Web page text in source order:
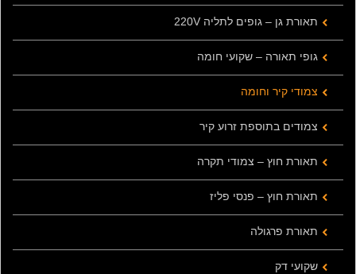
תאורת גן – גופים לתליה 220V
גופי תאורה – שקועי חומה
צמודי קיר וחומה
צמודים בתוספת זרוע קיר
תאורת חוץ – צמודי תקרה
תאורת חוץ – פנסי פליז
תאורת פרגולה
שקועי דק